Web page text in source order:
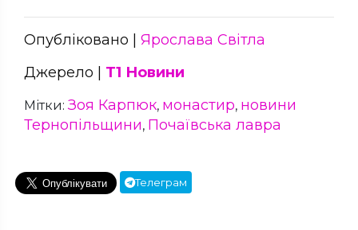
Опубліковано | Ярослава Світла
Джерело | Т1 Новини
Мітки: Зоя Карпюк, монастир, новини
Тернопільщини, Почаївська лавра
Телеграм